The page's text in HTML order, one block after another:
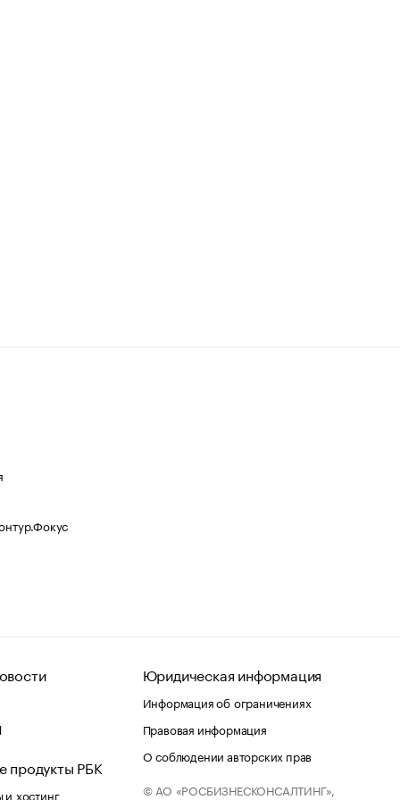
продукты РБК
хостинг
Юридическая информация
Информация об ограничениях
Правовая информация
О соблюдении авторских прав
© АО «РОСБИЗНЕСКОНСАЛТИНГ»,